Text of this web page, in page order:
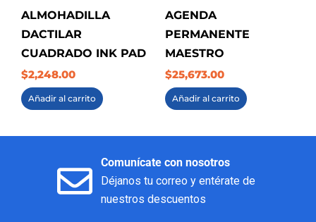
ALMOHADILLA
DACTILAR
CUADRADO INK PAD
$2,248.00
Añadir al carrito
AGENDA
PERMANENTE
MAESTRO
$25,673.00
Añadir al carrito
Comunícate con nosotros
Déjanos tu correo y entérate de
nuestros descuentos